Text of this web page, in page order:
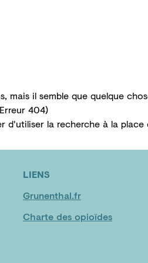
mais il semble que quelque
404)
d'utiliser la recherche à la place
LIENS
Grunenthal.fr
Charte des opioïdes